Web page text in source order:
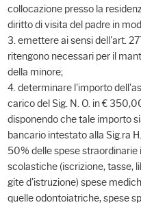
collocazione presso la
diritto di visita del padre in
3. emettere ai sensi dell'art.
ritengono necessari per il
della minore;
4. determinare l'importo
carico del Sig. N. O. in €
disponendo che tale importo
bancario intestato alla Sig.ra
50% delle spese
scolastiche (iscrizione, tasse,
gite d'istruzione) spese
quelle odontoiatriche, spese